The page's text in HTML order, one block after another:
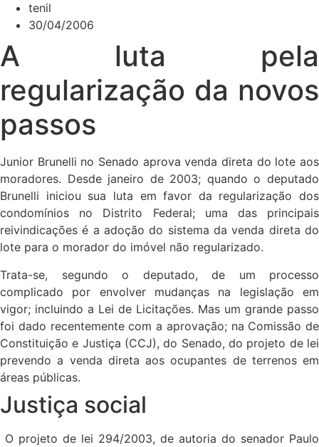
tenil
30/04/2006
A luta pela
regularização da novos
passos
Junior Brunelli no Senado aprova venda direta do lote aos
moradores. Desde janeiro de 2003; quando o deputado
Brunelli iniciou sua luta em favor da regularização dos
condomínios no Distrito Federal; uma das principais
reivindicações é a adoção do sistema da venda direta do
lote para o morador do imóvel não regularizado.
Trata-se, segundo o deputado, de um processo
complicado por envolver mudanças na legislação em
vigor; incluindo a Lei de Licitações. Mas um grande passo
foi dado recentemente com a aprovação; na Comissão de
Constituição e Justiça (CCJ), do Senado, do projeto de lei
prevendo a venda direta aos ocupantes de terrenos em
áreas públicas.
Justiça social
O projeto de lei 294/2003, de autoria do senador Paulo